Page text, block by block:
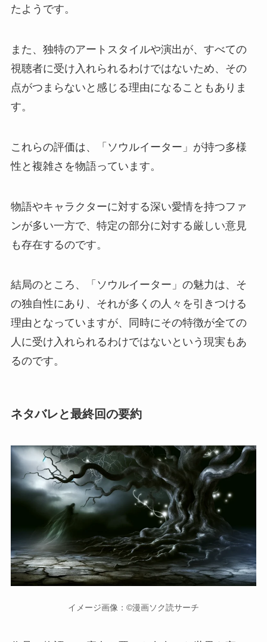
たようです。
また、独特のアートスタイルや演出が、すべての
視聴者に受け入れられるわけではないため、その
点がつまらないと感じる理由になることもありま
す。
これらの評価は、「ソウルイーター」が持つ多様
性と複雑さを物語っています。
物語やキャラクターに対する深い愛情を持つファ
ンが多い一方で、特定の部分に対する厳しい意見
も存在するのです。
結局のところ、「ソウルイーター」の魅力は、そ
の独自性にあり、それが多くの人々を引きつける
理由となっていますが、同時にその特徴が全ての
人に受け入れられるわけではないという現実もあ
るのです。
ネタバレと最終回の要約
イメージ画像：©漫画ソク読サーチ